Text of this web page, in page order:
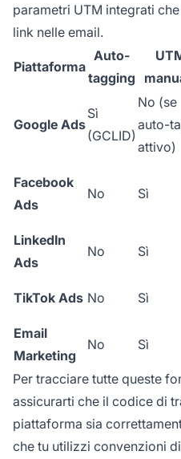
parametri UTM integrati
link nelle email.
Piattaforma
Auto-
tagging
Google Ads
Sì
(GCLID)
No (se
auto-
attivo)
Facebook
Ads
No Sì
LinkedIn
Ads
No Sì
TikTok Ads No Sì
Email
Marketing
No Sì
Per tracciare tutte queste
assicurarti che il codice di
piattaforma sia
che tu utilizzi convenzioni